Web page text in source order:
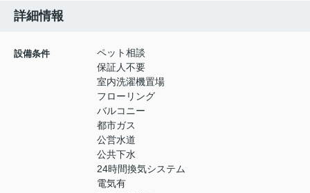
詳細情報
設備条件
ペット相談
保証人不要
室内洗濯機置場
フローリング
バルコニー
都市ガス
公営水道
公共下水
24時間換気システム
電気有